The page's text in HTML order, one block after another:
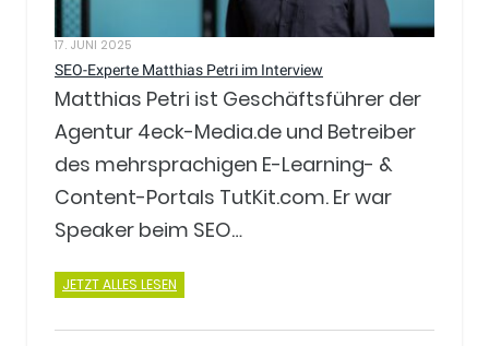
17. JUNI 2025
SEO-Experte Matthias Petri im Interview
Matthias Petri ist Geschäftsführer der
Agentur 4eck-Media.de und Betreiber
des mehrsprachigen E-Learning- &
Content-Portals TutKit.com. Er war
Speaker beim SEO…
JETZT ALLES LESEN